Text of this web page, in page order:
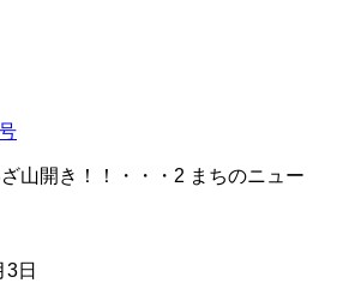
山開き！！・・・2 まちのニュー
3日